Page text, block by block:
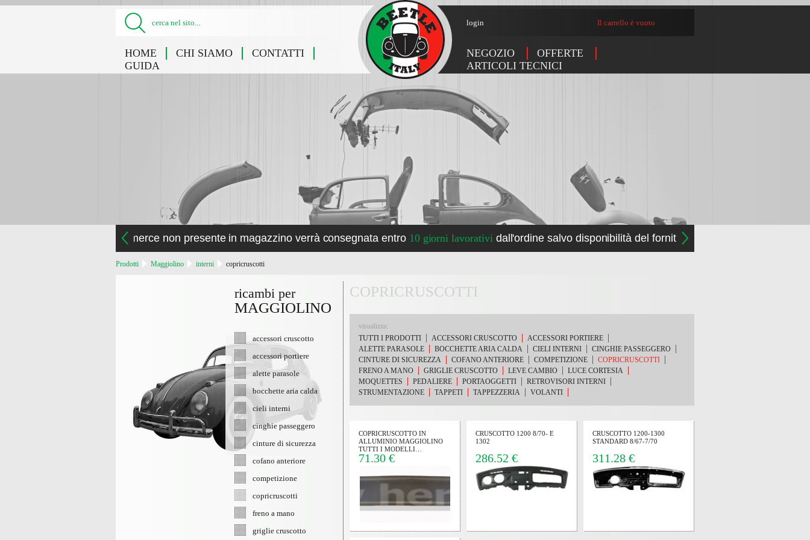
cerca nel sito... Il carrello è vuoto
login
HOME CHI SIAMO
CONTATTI
GUIDA
NEGOZIO
OFFERTE
ARTICOLI TECNICI
la merce non presente in magazzino verrà consegnata entro 10 giorni lavoratividall'ordine salvo disponibilità del fornitore
Prodotti Maggiolino interni copricruscotti
ricambi per
MAGGIOLINO
accessori cruscotto
accessori portiere
alette parasole
bocchette aria calda
cieli interni
cinghie passeggero
cinture di sicurezza
cofano anteriore
competizione
copricruscotti
freno a mano
griglie cruscotto
COPRICRUSCOTTI
visualizza:
TUTTI I PRODOTTI
ACCESSORI CRUSCOTTO
ACCESSORI PORTIERE
ALETTE PARASOLE
BOCCHETTE ARIA CALDA CIELI INTERNI
CINGHIE PASSEGGERO
CINTURE DI SICUREZZA
COFANO ANTERIORE COMPETIZIONE
COPRICRUSCOTTI
FRENO A MANO
GRIGLIE CRUSCOTTO LEVE CAMBIO
LUCE CORTESIA
MOQUETTES
PEDALIERE PORTAOGGETTI
RETROVISORI INTERNI
STRUMENTAZIONE
TAPPETI TAPPEZZERIA VOLANTI
COPRICRUSCOTTO IN
ALLUMINIO MAGGIOLINO
TUTTI I MODELLI…
71.30 €
CRUSCOTTO 1200 8/70- E
1302
286.52 €
CRUSCOTTO 1200-1300
STANDARD 8/67-7/70
311.28 €